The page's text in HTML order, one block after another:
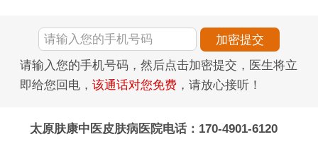
请输入您的手机号码，然后点击加密提交，医生将立
即给您回电， 该通话对您免费 ，请放心接听！
太原肤康中医皮肤病医院电话：170-4901-6120